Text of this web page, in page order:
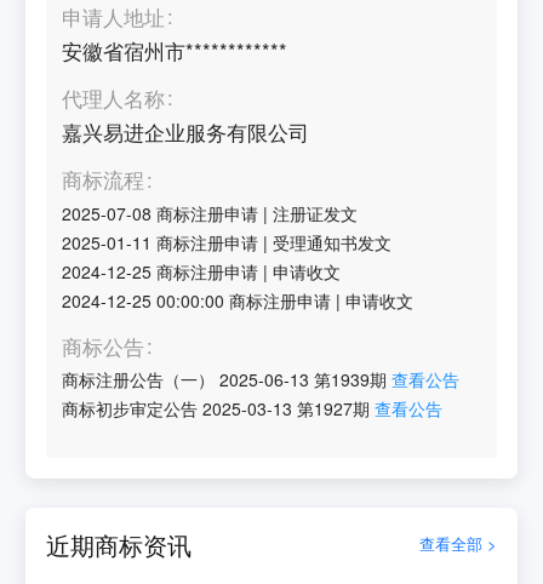
申请人地址
安徽省宿州市************
代理人名称
嘉兴易进企业服务有限公司
商标流程
2025-07-08 商标注册申请 |注册证发文
2025-01-11 商标注册申请 |受理通知书发文
2024-12-25 商标注册申请 |申请收文
2024-12-25 00:00:00 商标注册申请 |申请收文
商标公告
商标注册公告（一） 2025-06-13 第1939期 查看公告
商标初步审定公告 2025-03-13 第1927期 查看公告
近期商标资讯 查看全部 >